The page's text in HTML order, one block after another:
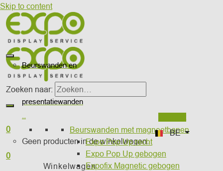
Skip to content
Zoeken naar:
0
Geen producten in de winkelwagen.
BE
0
Winkelwagen
Beurswanden en
presentatiewanden
Beurswanden met magneetbanen
Expo Pop Up recht
Expo Pop Up gebogen
Expofix Magnetic gebogen